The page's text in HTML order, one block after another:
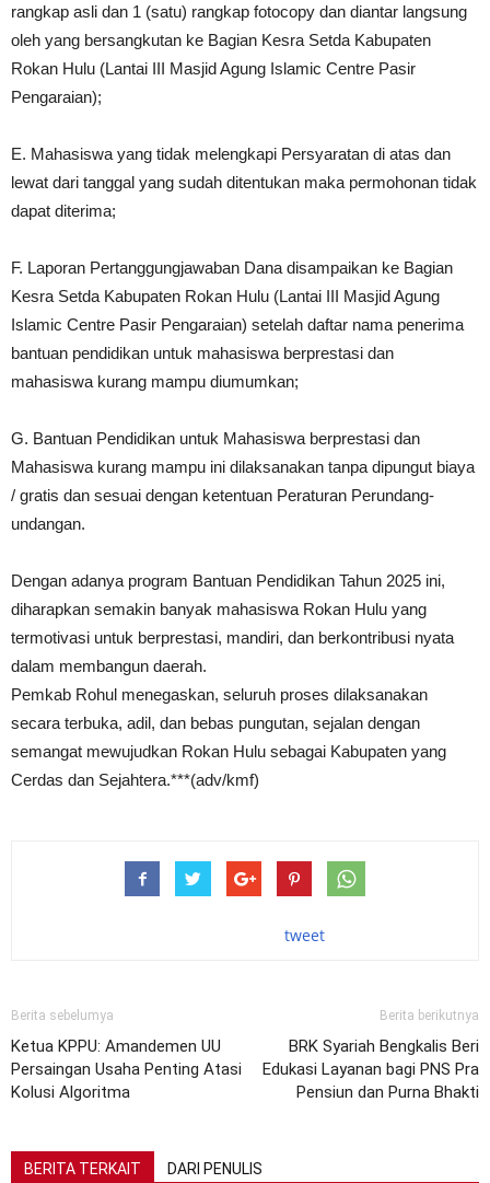
rangkap asli dan 1 (satu) rangkap fotocopy dan diantar langsung
oleh yang bersangkutan ke Bagian Kesra Setda Kabupaten
Rokan Hulu (Lantai III Masjid Agung Islamic Centre Pasir
Pengaraian);
E. Mahasiswa yang tidak melengkapi Persyaratan di atas dan
lewat dari tanggal yang sudah ditentukan maka permohonan tidak
dapat diterima;
F. Laporan Pertanggungjawaban Dana disampaikan ke Bagian
Kesra Setda Kabupaten Rokan Hulu (Lantai III Masjid Agung
Islamic Centre Pasir Pengaraian) setelah daftar nama penerima
bantuan pendidikan untuk mahasiswa berprestasi dan
mahasiswa kurang mampu diumumkan;
G. Bantuan Pendidikan untuk Mahasiswa berprestasi dan
Mahasiswa kurang mampu ini dilaksanakan tanpa dipungut biaya
/ gratis dan sesuai dengan ketentuan Peraturan Perundang-
undangan.
Dengan adanya program Bantuan Pendidikan Tahun 2025 ini,
diharapkan semakin banyak mahasiswa Rokan Hulu yang
termotivasi untuk berprestasi, mandiri, dan berkontribusi nyata
dalam membangun daerah.
Pemkab Rohul menegaskan, seluruh proses dilaksanakan
secara terbuka, adil, dan bebas pungutan, sejalan dengan
semangat mewujudkan Rokan Hulu sebagai Kabupaten yang
Cerdas dan Sejahtera.***(adv/kmf)
tweet
Berita sebelumya
Ketua KPPU: Amandemen UU
Persaingan Usaha Penting Atasi
Kolusi Algoritma
Berita berikutnya
BRK Syariah Bengkalis Beri
Edukasi Layanan bagi PNS Pra
Pensiun dan Purna Bhakti
BERITA TERKAIT DARI PENULIS